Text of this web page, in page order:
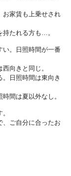
お家賃も上乗せされ
持たれる方も…。
い。日照時間が一番
向きと同じ。
日照時間は東向き
間は夏以外なし。
、ご自分に合ったお